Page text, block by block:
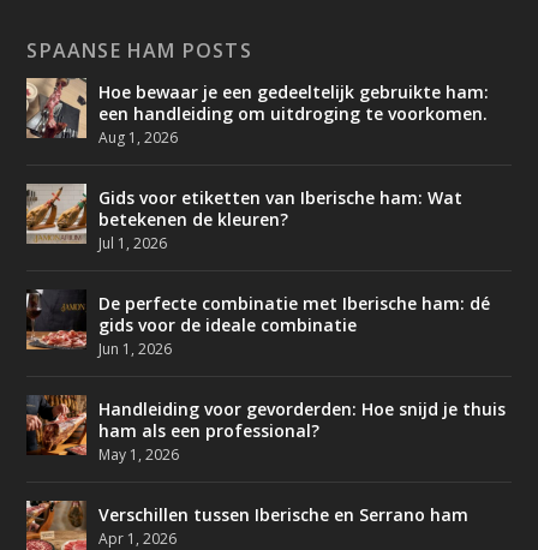
SPAANSE HAM POSTS
Hoe bewaar je een gedeeltelijk gebruikte ham:
een handleiding om uitdroging te voorkomen.
Aug 1, 2026
Gids voor etiketten van Iberische ham: Wat
betekenen de kleuren?
Jul 1, 2026
De perfecte combinatie met Iberische ham: dé
gids voor de ideale combinatie
Jun 1, 2026
Handleiding voor gevorderden: Hoe snijd je thuis
ham als een professional?
May 1, 2026
Verschillen tussen Iberische en Serrano ham
Apr 1, 2026